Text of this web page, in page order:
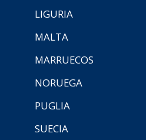
LIGURIA
MALTA
MARRUECOS
NORUEGA
PUGLIA
SUECIA